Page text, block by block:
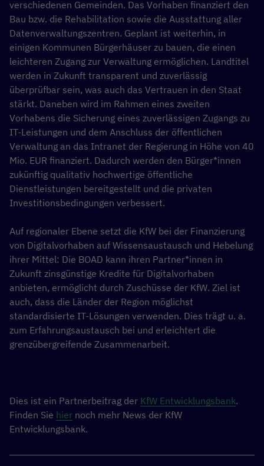
verschiedenen Gemeinden. Das Vorhaben finanziert den
Bau bzw. die Rehabilitation sowie die Ausstattung aller
Datenverwaltungszentren. Geplant ist weiterhin, in
einigen Kommunen Bürgerhäuser zu bauen, die einen
leichteren Zugang zur Verwaltung ermöglichen. Landtitel
werden in Zukunft transparent und zuverlässig
überprüfbar sein, was auch das Vertrauen in den Staat
stärkt. Daneben wird im Rahmen eines zweiten
Vorhabens die Sicherung eines zuverlässigen Zugangs zu
IT-Leistungen und dem Anschluss der öffentlichen
Verwaltung an das Intranet der Regierung in Höhe von 40
Mio. EUR finanziert. Dadurch werden den Bürger*innen
zukünftig qualitativ hochwertige öffentliche
Dienstleistungen bereitgestellt und die privaten
Investitionsbedingungen verbessert.
Auf regionaler Ebene setzt die KfW bei der Finanzierung
von Digitalvorhaben auf Wissensaustausch und Hebelung
ihrer Mittel: Die BOAD kann ihren Partner*innen in
Zukunft zinsgünstige Kredite für Digitalvorhaben
anbieten, ermöglicht durch Zuschüsse der KfW. Ziel ist
auch, dass die Länder der Region möglichst
standardisierte IT-Lösungen verwenden. Dies trägt u. a.
zum Erfahrungsaustausch bei und erleichtert die
grenzübergreifende Zusammenarbeit.
Dies ist ein Partnerbeitrag der KfW Entwicklungsbank.
Finden Sie hier noch mehr News der KfW
Entwicklungsbank.